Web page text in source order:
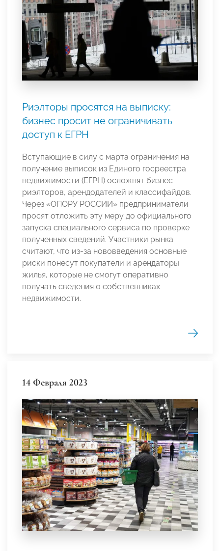
Риэлторы просятся на выписку:
бизнес просит не ограничивать
доступ к ЕГРН
Вступающие в силу с марта ограничения на
получение выписок из Единого госреестра
недвижимости (ЕГРН) осложнят бизнес
риэлторов, арендодателей и классифайдов.
Через «ОПОРУ РОССИИ» предприниматели
просят отложить эту меру до официального
запуска специального сервиса по проверке
полученных сведений. Участники рынка
считают, что из-за нововведения основные
риски понесут покупатели и арендаторы
жилья, которые не смогут оперативно
получать сведения о собственниках
недвижимости.
14 Февраля 2023